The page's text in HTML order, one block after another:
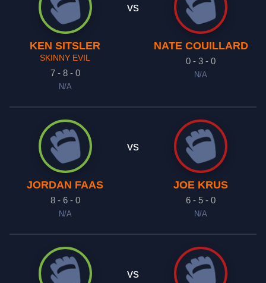
KEN SITSLER
SKINNY EVIL
7 - 8 - 0
N/A
vs
NATE COUILLARD
0 - 3 - 0
N/A
JORDAN FAAS
8 - 6 - 0
N/A
vs
JOE KRUS
6 - 5 - 0
N/A
vs